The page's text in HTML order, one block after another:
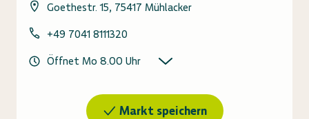
Goethestr. 15, 75417 Mühlacker
+49 7041 8111320
Öffnet Mo 8.00 Uhr
Markt speichern